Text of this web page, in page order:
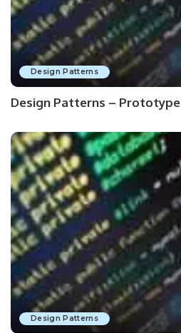
Design Patterns
Design Patterns –
Design Patterns